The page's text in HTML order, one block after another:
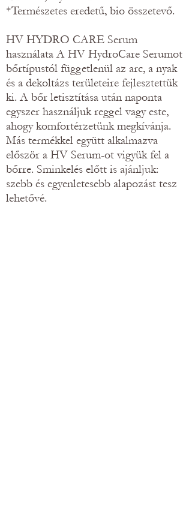
*Természetes eredetű, bio összetevő.
HV HYDRO CARE Serum
használata A HV HydroCare Serumot
bőrtípustól függetlenül az arc, a nyak
és a dekoltázs területeire fejlesztettük
ki. A bőr letisztítása után naponta
egyszer használjuk reggel vagy este,
ahogy komfortérzetünk megkívánja.
Más termékkel együtt alkalmazva
először a HV Serum-ot vigyük fel a
bőrre. Sminkelés előtt is ajánljuk:
szebb és egyenletesebb alapozást tesz
lehetővé.